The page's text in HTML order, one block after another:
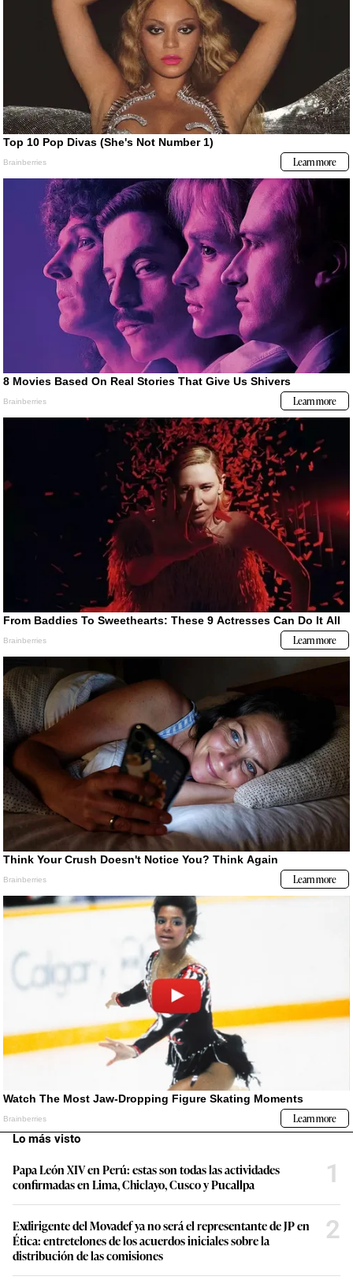
Lo más visto
Papa León XIV en Perú: estas son todas las actividades
confirmadas en Lima, Chiclayo, Cusco y Pucallpa
1
Exdirigente del Movadef ya no será el representante de JP en
Ética: entretelones de los acuerdos iniciales sobre la
distribución de las comisiones
2